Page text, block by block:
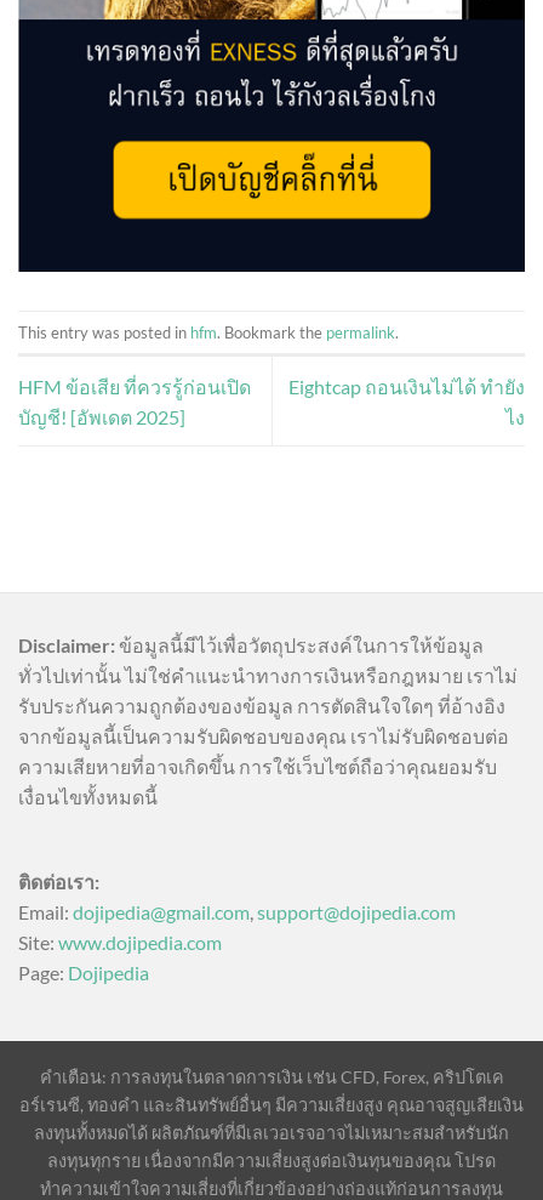
This entry was posted in hfm. Bookmark the permalink.
HFM ข้อเสีย ที่ควรรู้ก่อนเปิด
บัญชี! [อัพเดต 2025]
Eightcap ถอนเงินไม่ได้ ทำยัง
ไง
Disclaimer: ข้อมูลนี้มีไว้เพื่อวัตถุประสงค์ในการให้ข้อมูล
ทั่วไปเท่านั้น ไม่ใช่คำแนะนำทางการเงินหรือกฎหมาย เราไม่
รับประกันความถูกต้องของข้อมูล การตัดสินใจใดๆ ที่อ้างอิง
จากข้อมูลนี้เป็นความรับผิดชอบของคุณ เราไม่รับผิดชอบต่อ
ความเสียหายที่อาจเกิดขึ้น การใช้เว็บไซต์ถือว่าคุณยอมรับ
เงื่อนไขทั้งหมดนี้
ติดต่อเรา:
Email: dojipedia@gmail.com support@dojipedia.com
Site: www.dojipedia.com
Page: Dojipedia
คำเตือน: การลงทุนในตลาดการเงิน เช่น CFD, Forex, คริปโตเค
อร์เรนซี, ทองคำ และสินทรัพย์อื่นๆ มีความเสี่ยงสูง คุณอาจสูญเสียเงิน
ลงทุนทั้งหมดได้ ผลิตภัณฑ์ที่มีเลเวอเรจอาจไม่เหมาะสมสำหรับนัก
ลงทุนทุกราย เนื่องจากมีความเสี่ยงสูงต่อเงินทุนของคุณ โปรด
ทำความเข้าใจความเสี่ยงที่เกี่ยวข้องอย่างถ่องแท้ก่อนการลงทุน